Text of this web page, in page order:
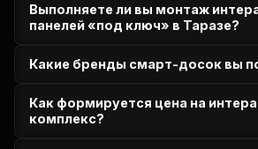
Выполняете ли вы монтаж
панелей «под ключ» в Таразе?
по Жамбылской области, настенный
Какие бренды смарт-досок вы
(линейка Flip Pro), Promethean, Dahua,
iiyama. Оборудование доступно для
Как формируется цена на
комплекс?